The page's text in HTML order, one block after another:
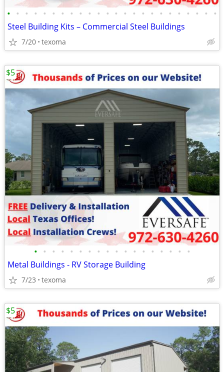
• • • • • • • • • • • • • • • • • • • • • • • •
Steel Building Kits – Commercial Steel Buildings
7/20 texoma
• • • • • • • • • • • • • • • • • •
Metal Buildings - RV Storage Building
7/23 texoma
$5
$5